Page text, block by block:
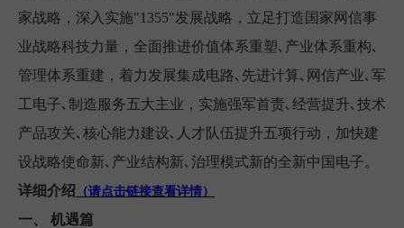
家战略，深入实施"1355"发展战略，立足打造国家网信事
业战略科技力量，全面推进价值体系重塑､产业体系重构､
管理体系重建，着力发展集成电路､先进计算､网信产业､军
工电子､制造服务五大主业，实施强军首责､经营提升､技术
产品攻关､核心能力建设､人才队伍提升五项行动，加快建
设战略使命新､产业结构新､治理模式新的全新中国电子。
详细介绍 （请点击链接查看详情）
一、 机遇篇